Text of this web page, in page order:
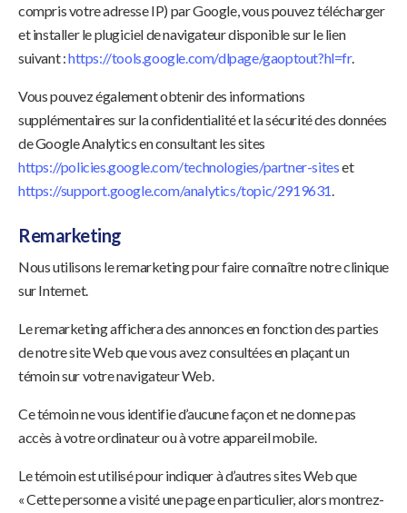
compris votre adresse IP) par Google, vous pouvez télécharger
et installer le plugiciel de navigateur disponible sur le lien
suivant :https://tools.google.com/dlpage/gaoptout?hl=fr.
Vous pouvez également obtenir des informations
supplémentaires sur la confidentialité et la sécurité des données
de Google Analytics en consultant les sites
https://policies.google.com/technologies/partner-siteset
https://support.google.com/analytics/topic/2919631.
Remarketing
Nous utilisons le remarketing pour faire connaître notre clinique
sur Internet.
Le remarketing affichera des annonces en fonction des parties
de notre site Web que vous avez consultées en plaçant un
témoin sur votre navigateur Web.
Ce témoin ne vous identifie d’aucune façon et ne donne pas
accès à votre ordinateur ou à votre appareil mobile.
Le témoin est utilisé pour indiquer à d’autres sites Web que
« Cette personne a visité une page en particulier, alors montrez-